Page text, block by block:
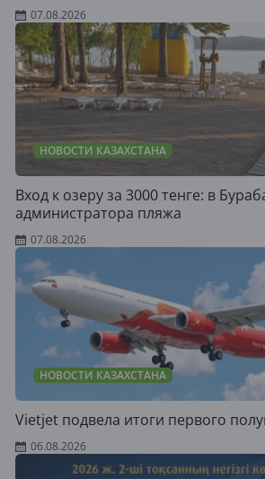
07.08.2026
НОВОСТИ КАЗАХСТАНА
Вход к озеру за 3000 тенге: в
администратора пляжа
07.08.2026
НОВОСТИ КАЗАХСТАНА
Vietjet подвела итоги первого
06.08.2026